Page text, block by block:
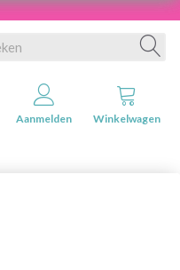
Aanmelden Winkelwagen